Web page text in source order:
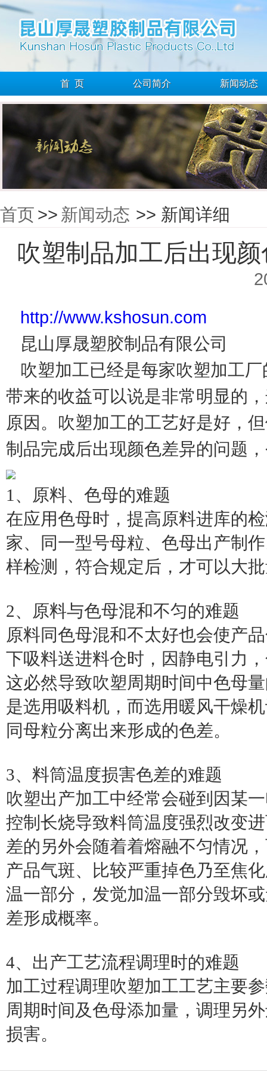
首 页 公司简介 新闻动态
首页 >> 新闻动态 >> 新闻详细
吹塑制品加工后出现
http://www.kshosun.com
昆山厚晟塑胶制品有限公司
吹塑加工已经是每家吹塑加工
带来的收益可以说是非常明显的
原因。吹塑加工的工艺好是好，
制品完成后出现颜色差异的问题
1、原料、色母的难题
在应用色母时，提高原料进库的
家、同一型号母粒、色母出产制
样检测，符合规定后，才可以大
2、原料与色母混和不匀的难题
原料同色母混和不太好也会使产
下吸料送进料仓时，因静电引力
这必然导致吹塑周期时间中色母
是选用吸料机，而选用暖风干燥
同母粒分离出来形成的色差。
3、料筒温度损害色差的难题
吹塑出产加工中经常会碰到因某
控制长烧导致料筒温度强烈改变
差的另外会随着着熔融不匀情况
产品气斑、比较严重掉色乃至焦
温一部分，发觉加温一部分毁坏
差形成概率。
4、出产工艺流程调理时的难题
加工过程调理吹塑加工工艺主要
周期时间及色母添加量，调理另
损害。